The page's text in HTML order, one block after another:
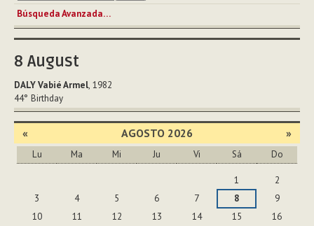
Búsqueda Avanzada…
8 August
DALY Vabié Armel, 1982
44° Birthday
« AGOSTO 2026 »
Lu Ma Mi Ju Vi Sá Do
1
2
3
4 5 6 7 8
9
10
11 12 13 14 15
16